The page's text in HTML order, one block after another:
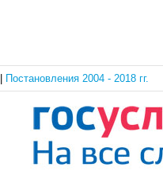
Постановления 2004 - 2018 гг.